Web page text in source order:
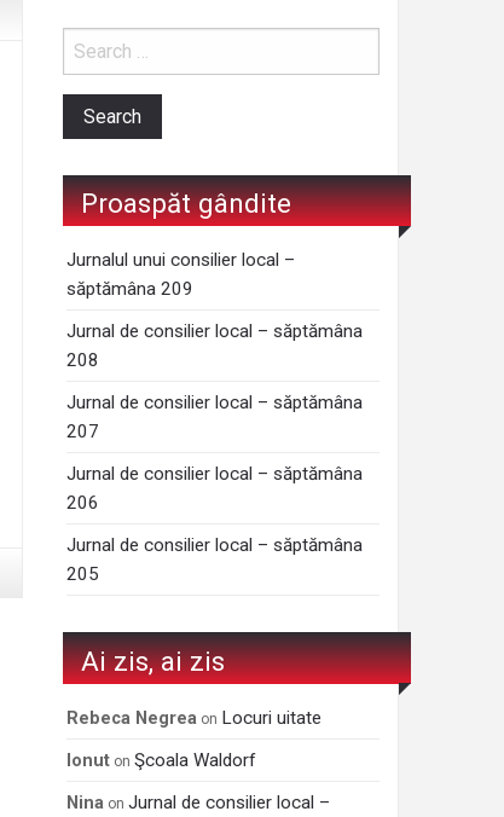
Proaspăt gândite
Jurnalul unui consilier local –
săptămâna 209
Jurnal de consilier local – săptămâna
208
Jurnal de consilier local – săptămâna
207
Jurnal de consilier local – săptămâna
206
Jurnal de consilier local – săptămâna
205
Ai zis, ai zis
Rebeca Negrea on Locuri uitate
Ionut onŞcoala Waldorf
Nina onJurnal de consilier local –